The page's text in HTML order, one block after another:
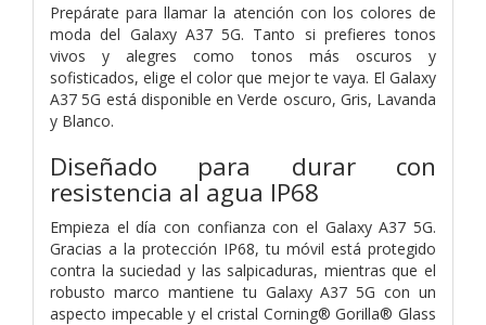
Prepárate para llamar la atención con los colores de
moda del Galaxy A37 5G. Tanto si prefieres tonos
vivos y alegres como tonos más oscuros y
sofisticados, elige el color que mejor te vaya. El Galaxy
A37 5G está disponible en Verde oscuro, Gris, Lavanda
y Blanco.
Diseñado para durar con
resistencia al agua IP68
Empieza el día con confianza con el Galaxy A37 5G.
Gracias a la protección IP68, tu móvil está protegido
contra la suciedad y las salpicaduras, mientras que el
robusto marco mantiene tu Galaxy A37 5G con un
aspecto impecable y el cristal Corning® Gorilla® Glass